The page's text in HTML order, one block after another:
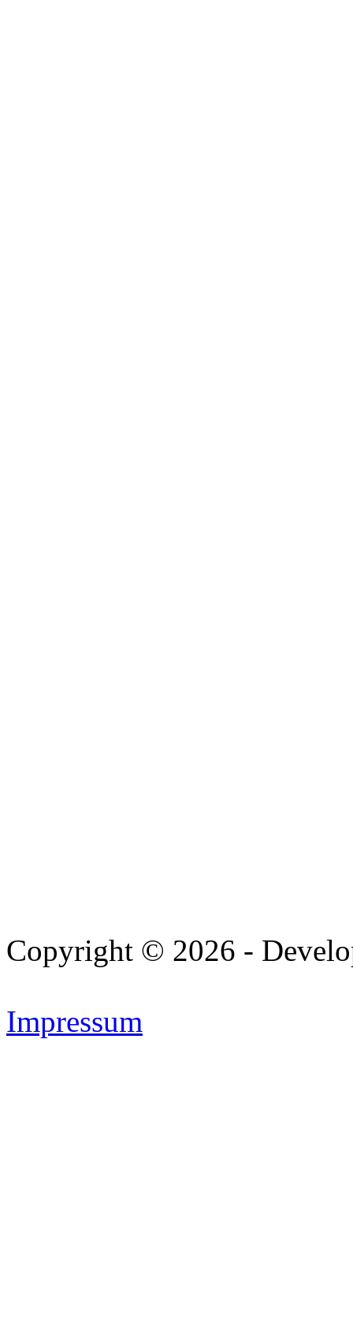
Copyright © 2026 -
Impressum